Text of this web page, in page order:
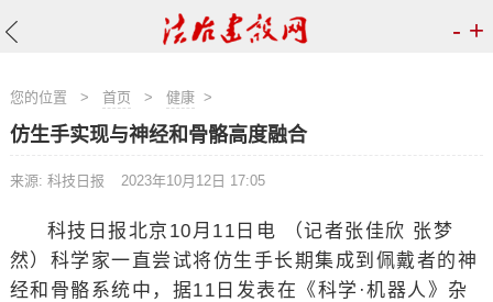
- +
您的位置 > 首页 > 健康>
仿生手实现与神经和骨骼高度融合
来源: 科技日报 2023年10月12日 17:05
科技日报北京10月11日电 （记者张佳欣 张梦
然）科学家一直尝试将仿生手长期集成到佩戴者的神
经和骨骼系统中，据11日发表在《科学·机器人》杂